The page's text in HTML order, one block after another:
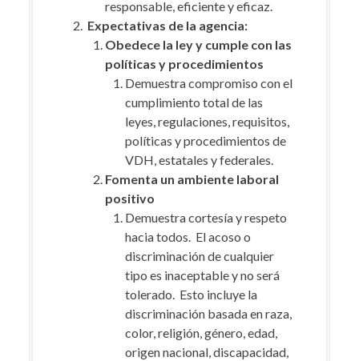
responsable, eficiente y eficaz.
Expectativas de la agencia:
Obedece la ley y cumple con las
políticas y procedimientos
Demuestra compromiso con el
cumplimiento total de las
leyes, regulaciones, requisitos,
políticas y procedimientos de
VDH, estatales y federales.
Fomenta un ambiente laboral
positivo
Demuestra cortesía y respeto
hacia todos. El acoso o
discriminación de cualquier
tipo es inaceptable y no será
tolerado. Esto incluye la
discriminación basada en raza,
color, religión, género, edad,
origen nacional, discapacidad,